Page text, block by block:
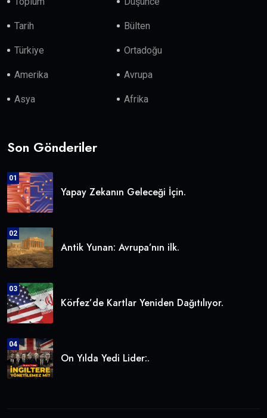
Tarih Bülten
Türkiye Ortadoğu
Amerika Avrupa
Asya Afrika
Son Gönderiler
01
Yapay Zekanın Geleceği İçin.
02
Antik Yunan: Avrupa’nın ilk.
03
Körfez’de Kartlar Yeniden Dağıtılıyor.
04
On Yılda Yedi Lider:.